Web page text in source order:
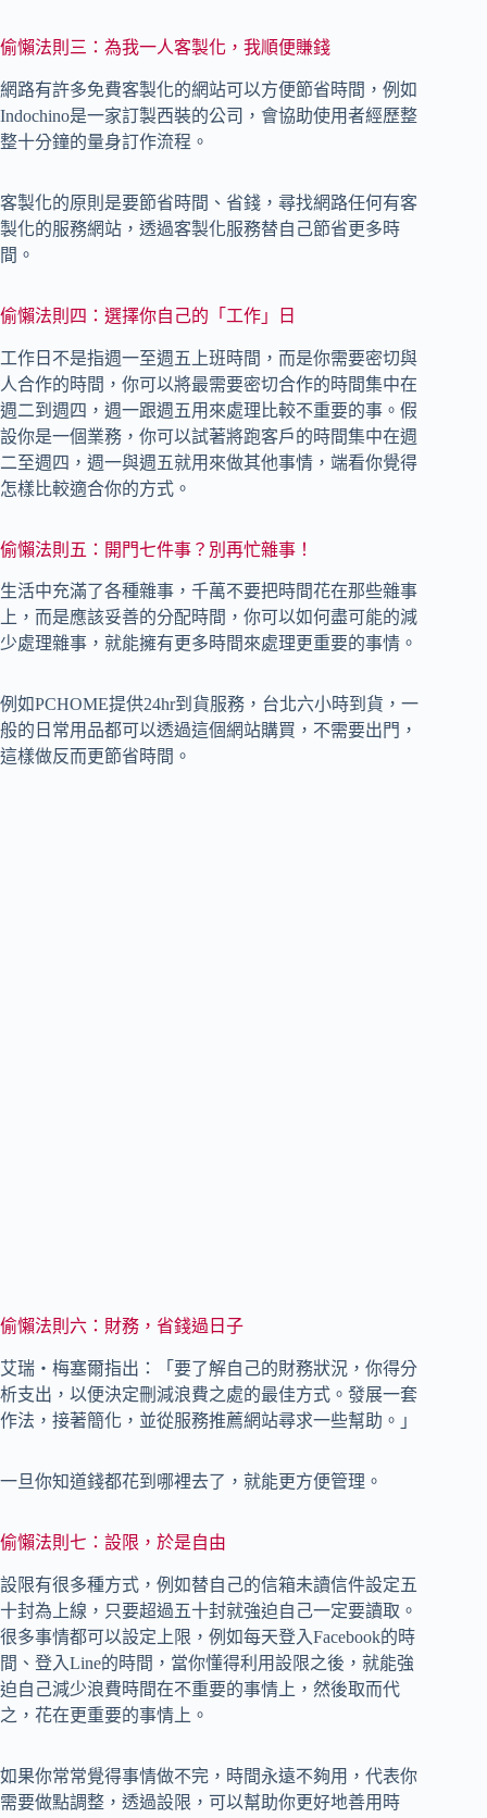
偷懶法則三：為我一人客製化，我順便賺錢
網路有許多免費客製化的網站可以方便節省時間，例如
Indochino是一家訂製西裝的公司，會協助使用者經歷整
整十分鐘的量身訂作流程。
客製化的原則是要節省時間、省錢，尋找網路任何有客
製化的服務網站，透過客製化服務替自己節省更多時
間。
偷懶法則四：選擇你自己的「工作」日
工作日不是指週一至週五上班時間，而是你需要密切與
人合作的時間，你可以將最需要密切合作的時間集中在
週二到週四，週一跟週五用來處理比較不重要的事。假
設你是一個業務，你可以試著將跑客戶的時間集中在週
二至週四，週一與週五就用來做其他事情，端看你覺得
怎樣比較適合你的方式。
偷懶法則五：開門七件事？別再忙雜事！
生活中充滿了各種雜事，千萬不要把時間花在那些雜事
上，而是應該妥善的分配時間，你可以如何盡可能的減
少處理雜事，就能擁有更多時間來處理更重要的事情。
例如PCHOME提供24hr到貨服務，台北六小時到貨，一
般的日常用品都可以透過這個網站購買，不需要出門，
這樣做反而更節省時間。
偷懶法則六：財務，省錢過日子
艾瑞‧梅塞爾指出：「要了解自己的財務狀況，你得分
析支出，以便決定刪減浪費之處的最佳方式。發展一套
作法，接著簡化，並從服務推薦網站尋求一些幫助。」
一旦你知道錢都花到哪裡去了，就能更方便管理。
偷懶法則七：設限，於是自由
設限有很多種方式，例如替自己的信箱未讀信件設定五
十封為上線，只要超過五十封就強迫自己一定要讀取。
很多事情都可以設定上限，例如每天登入Facebook的時
間、登入Line的時間，當你懂得利用設限之後，就能強
迫自己減少浪費時間在不重要的事情上，然後取而代
之，花在更重要的事情上。
如果你常常覺得事情做不完，時間永遠不夠用，代表你
需要做點調整，透過設限，可以幫助你更好地善用時